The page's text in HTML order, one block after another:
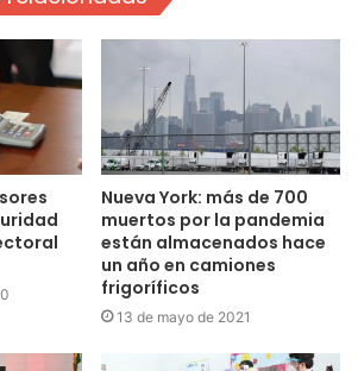
Nueva York: más de 700
muertos por la pandemia
están almacenados hace
un año en camiones
frigoríficos
13 de mayo de 2021